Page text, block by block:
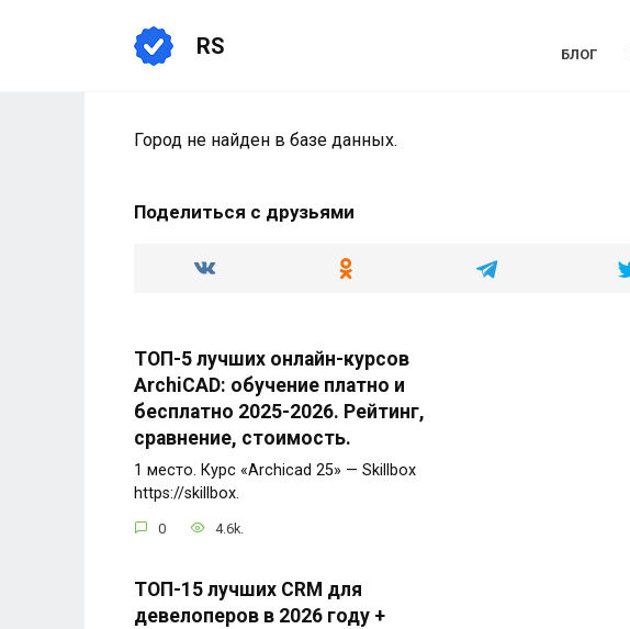
RS БЛОГ
Город не найден в базе данных.
Поделиться с друзьями
ТОП-5 лучших онлайн-курсов
ArchiCAD: обучение платно и
бесплатно 2025-2026. Рейтинг,
сравнение, стоимость.
1 место. Курс «Archicad 25» — Skillbox
https://skillbox.
0 4.6k.
ТОП-15 лучших CRM для
девелоперов в 2026 году +